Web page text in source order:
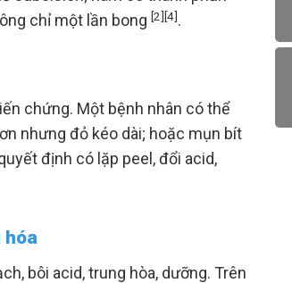
chỉ một lần bong [2] [4].
chứng. Một bệnh nhân có thể
nhưng đỏ kéo dài; hoặc mụn bít
định có lặp peel, đổi acid,
hóa
bôi acid, trung hòa, dưỡng. Trên